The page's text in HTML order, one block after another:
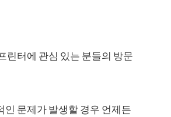
린터에 관심 있는 분들의 방문
인 문제가 발생할 경우 언제든